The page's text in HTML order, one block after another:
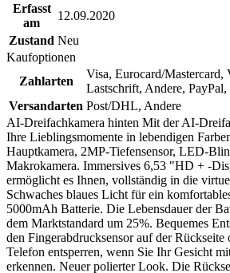
Erfasst
am
12.09.2020
Zustand Neu
Kaufoptionen
Zahlarten
Visa, Eurocard/Mastercard,
Lastschrift, Andere,
Versandarten Post/DHL, Andere
AI-Dreifachkamera hinten Mit der AI-
Ihre Lieblingsmomente in lebendigen
Hauptkamera, 2MP-Tiefensensor, LED-
Makrokamera. Immersives 6,53 "HD + -
ermöglicht es Ihnen, vollständig in die
Schwaches blaues Licht für ein
5000mAh Batterie. Die Lebensdauer der
dem Marktstandard um 25%. Bequemes
den Fingerabdrucksensor auf der Rückseite
Telefon entsperren, wenn Sie Ihr Gesicht
erkennen. Neuer polierter Look. Die